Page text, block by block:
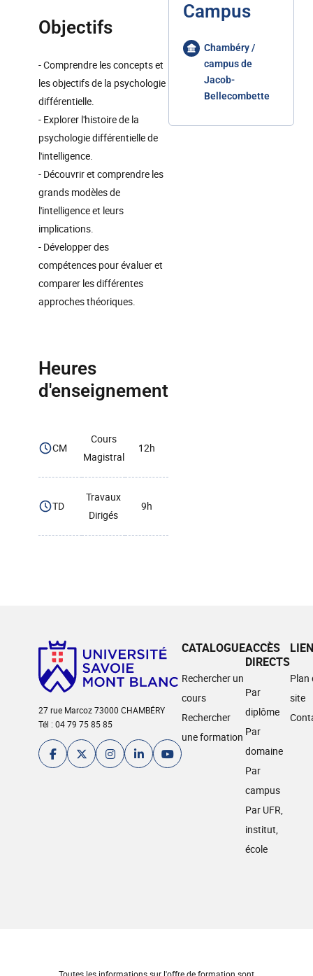
Objectifs
- Comprendre les concepts et
les objectifs de la psychologie
différentielle.
- Explorer l'histoire de la
psychologie différentielle de
l'intelligence.
- Découvrir et comprendre les
grands modèles de
l'intelligence et leurs
implications.
- Développer des
compétences pour évaluer et
comparer les différentes
approches théoriques.
Heures
d'enseignement
CM
Cours
Magistral
12h
TD
Travaux
Dirigés
9h
Campus
Chambéry /
campus de
Jacob-
Bellecombette
27 rue Marcoz 73000 CHAMBÉRY
Tél : 04 79 75 85 85
CATALOGUE
Rechercher un
cours
Rechercher
une formation
ACCÈS
DIRECTS
Par
diplôme
Par
domaine
Par
campus
Par UFR,
institut,
école
Plan
site